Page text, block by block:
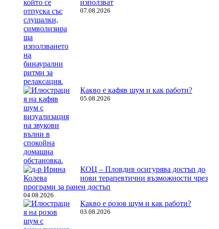
използват
07.08.2026
Какво е кафяв шум и как работи?
05.08.2026
КОЦ – Пловдив осигурява достъп до
нови терапевтични възможности чрез
програми за ранен достъп
04.08.2026
Какво е розов шум и как работи?
03.08.2026